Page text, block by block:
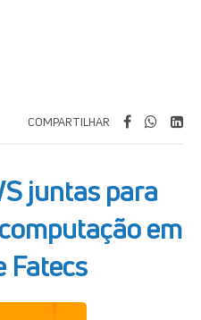
COMPARTILHAR
juntas para
em
Fatecs